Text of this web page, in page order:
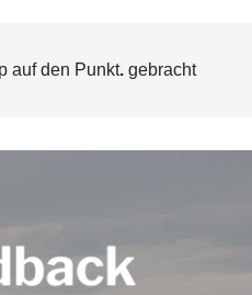
auf den Punkt. gebracht